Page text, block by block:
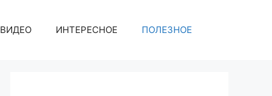
ВИДЕО ИНТЕРЕСНОЕ ПОЛЕЗНОЕ